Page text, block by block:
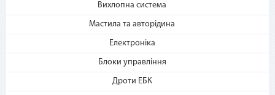
Вихлопна система
Мастила та авторідина
Електроніка
Блоки управління
Дроти ЕБК
платежей и совершите
покупку. С Вашей карты
спишется первый платеж